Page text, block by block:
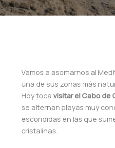
Vamos a asomarnos al
una de sus zonas más
Hoy toca visitar el Cabo de
se alternan playas muy
escondidas en las que
cristalinas.